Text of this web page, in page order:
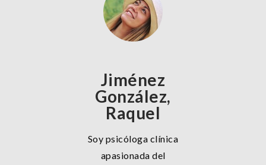
Jiménez
González,
Raquel
Soy psicóloga clínica
apasionada del